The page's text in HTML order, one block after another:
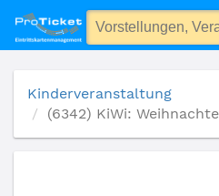
(6342) KiWi: Weihnachten in
Kinderveranstaltung
(6342) KiWi: